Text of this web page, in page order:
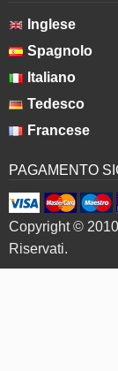
Inglese
Spagnolo
Italiano
Tedesco
Francese
PAGAMENTO
Copyright ©
Riservati.